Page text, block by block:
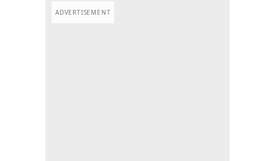
ADVERTISEMENT